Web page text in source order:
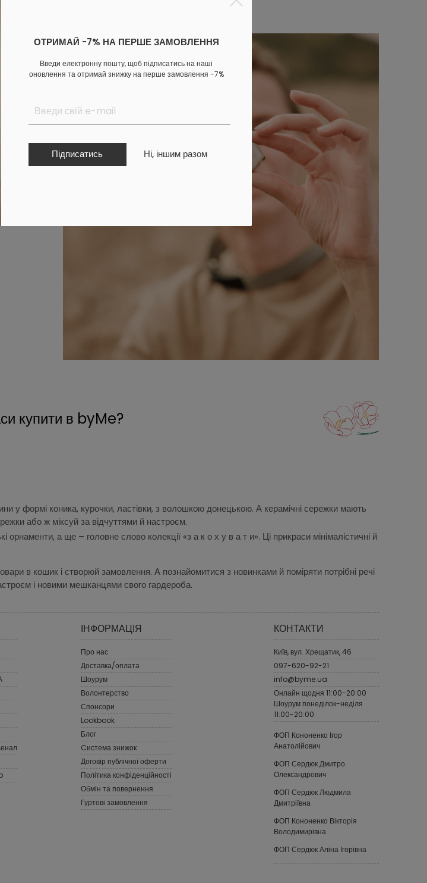
ОТРИМАЙ -7% НА ПЕРШЕ ЗАМОВЛЕННЯ
Введи електронну пошту, щоб підписатись на наші
оновлення та отримай знижку на перше замовлення -7%
Підписатись Ні, іншим разом
купити в byMe?
у формі коника, курочки, ластівки, з волошкою донецькою. А керамічні сережки мають
або ж міксуй за відчуттями й настроєм.
орнаменти, а ще – головне слово колекції «з а к о х у в а т и». Ці прикраси мінімалістичні й
в кошик і створюй замовлення. А познайомитися з новинками й поміряти потрібні речі
і новими мешканцями свого гардероба.
ІНФОРМАЦІЯ
Про нас
Доставка/оплата
Шоурум
Волонтерство
Спонсори
Lookbook
Блог
Cистема знижок
Договір публічної оферти
Політика конфіденційності
Обмін та повернення
Гуртові замовлення
КОНТАКТИ
Київ, вул. Хрещатик, 46
097-620-92-21
info@byme.ua
Онлайн щодня 11:00-20:00
Шоурум понеділок-неділя
11:00-20:00
ФОП Кононенко Ігор
Анатолійович
ФОП Сердюк Дмитро
Олександрович
ФОП Сердюк Людмила
Дмитріївна
ФОП Кононенко Вікторія
Володимирівна
ФОП Сердюк Аліна Ігорівна